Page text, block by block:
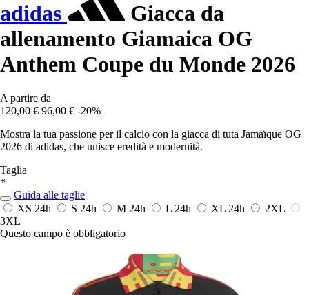
adidas
Giacca da
allenamento Giamaica OG
Anthem Coupe du Monde 2026
A partire da
120,00 € 96,00 € -20%
Mostra la tua passione per il calcio con la giacca di tuta Jamaïque OG
2026 di adidas, che unisce eredità e modernità.
Taglia
*
Guida alle taglie
XS 24h S 24h M 24h L 24h XL 24h
2XL
3XL
Questo campo è obbligatorio